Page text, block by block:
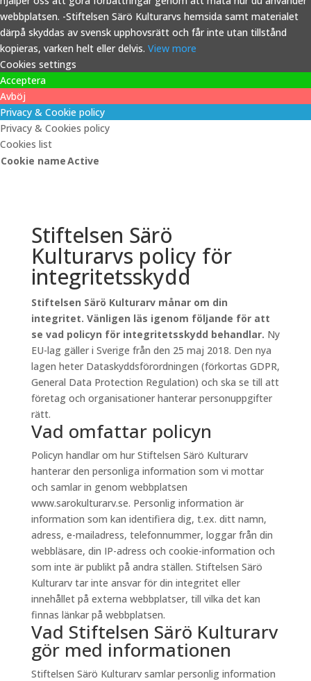
webbplatsen. -Stiftelsen Särö Kulturarvs hemsida samt materialet
därpå skyddas av svensk upphovsrätt och får inte utan tillstånd
kopieras, varken helt eller delvis. View more
Cookies settings
Acceptera
Avböj
Privacy & Cookie policy
Privacy & Cookies policy
Cookies list
Cookie nameActive
Stiftelsen Särö
Kulturarvs policy för
integritetsskydd
Stiftelsen Särö Kulturarv månar om din
integritet. Vänligen läs igenom följande för att
se vad policyn för integritetsskydd behandlar. Ny
EU-lag gäller i Sverige från den 25 maj 2018. Den nya
lagen heter Dataskyddsförordningen (förkortas GDPR,
General Data Protection Regulation) och ska se till att
företag och organisationer hanterar personuppgifter
rätt.
Vad omfattar policyn
Policyn handlar om hur Stiftelsen Särö Kulturarv
hanterar den personliga information som vi mottar
och samlar in genom webbplatsen
www.sarokulturarv.se. Personlig information är
information som kan identifiera dig, t.ex. ditt namn,
adress, e-mailadress, telefonnummer, loggar från din
webbläsare, din IP-adress och cookie-information och
som inte är publikt på andra ställen. Stiftelsen Särö
Kulturarv tar inte ansvar för din integritet eller
innehållet på externa webbplatser, till vilka det kan
finnas länkar på webbplatsen.
Vad Stiftelsen Särö Kulturarv
gör med informationen
Stiftelsen Särö Kulturarv samlar personlig information